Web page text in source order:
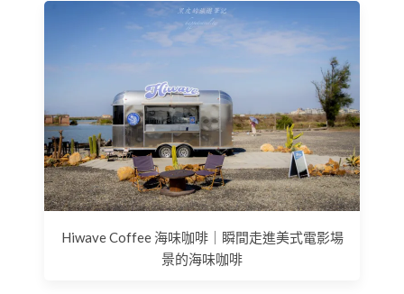
Hiwave Coffee 海味咖啡｜瞬間走進美式電影場
景的海味咖啡